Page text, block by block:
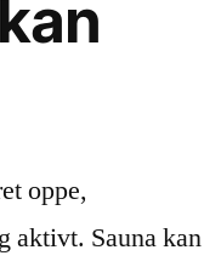
oppe,
aktivt. Sauna kan